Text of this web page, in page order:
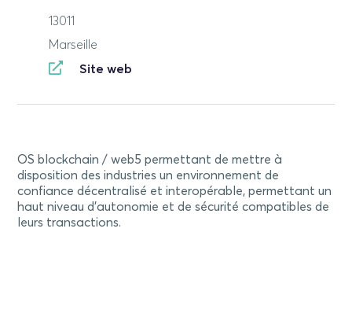
13011
Marseille
Site web
OS blockchain / web5 permettant de mettre à
disposition des industries un environnement de
confiance décentralisé et interopérable, permettant un
haut niveau d’autonomie et de sécurité compatibles de
leurs transactions.